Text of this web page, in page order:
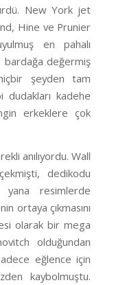
New York jet
Hine ve Prunier
en pahalı
bardağa değermiş
hiçbir şeyden tam
dudakları kadehe
erkeklere çok
anılıyordu. Wall
dedikodu
resimlerde
ortaya çıkmasını
olarak bir mega
olduğundan
eğlence için
kaybolmuştu.